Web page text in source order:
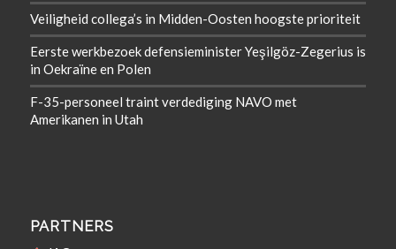
Veiligheid collega’s in Midden-Oosten hoogste prioriteit
Eerste werkbezoek defensieminister Yeşilgöz-Zegerius is
in Oekraïne en Polen
F-35-personeel traint verdediging NAVO met
Amerikanen in Utah
PARTNERS